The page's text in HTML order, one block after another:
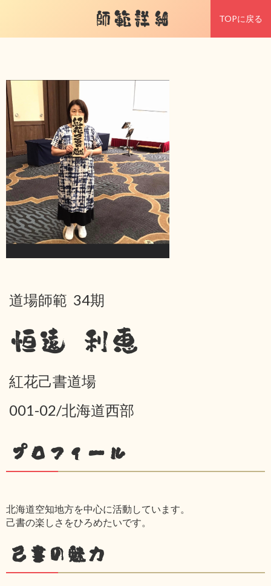
師範詳細 TOPに戻る
道場師範 34期
恒遠 利恵
紅花己書道場
001-02/北海道西部
プロフィール
北海道空知地方を中心に活動しています。
己書の楽しさをひろめたいです。
己書の魅力